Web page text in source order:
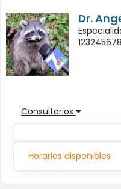
Dr.
Consultorios
Horarios disponibles